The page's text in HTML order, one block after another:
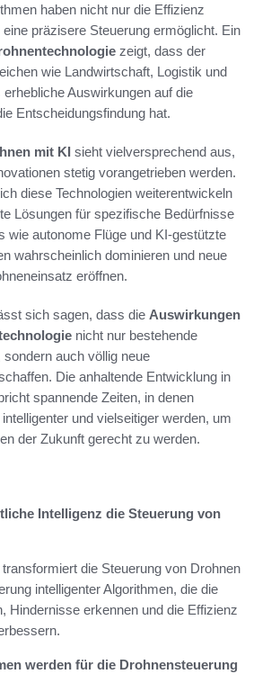
haben nicht nur die Effizienz
präzisere Steuerung ermöglicht. Ein
zeigt, dass der
wie Landwirtschaft, Logistik und
Auswirkungen auf die
Entscheidungsfindung hat.
mit KI sieht vielversprechend aus,
stetig vorangetrieben werden.
diese Technologien weiterentwickeln
Lösungen für spezifische Bedürfnisse
wie autonome Flüge und KI-gestützte
wahrscheinlich dominieren und neue
eröffnen.
sich sagen, dass die Auswirkungen
nicht nur bestehende
auch völlig neue
Die anhaltende Entwicklung in
spannende Zeiten, in denen
und vielseitiger werden, um
der Zukunft gerecht zu werden.
Intelligenz die Steuerung von
die Steuerung von Drohnen
intelligenter Algorithmen, die die
Hindernisse erkennen und die Effizienz
werden für die Drohnensteuerung